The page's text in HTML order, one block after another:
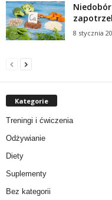
8 stycznia
Kategorie
Treningi i ćwiczenia
Odżywianie
Diety
Suplementy
Bez kategorii